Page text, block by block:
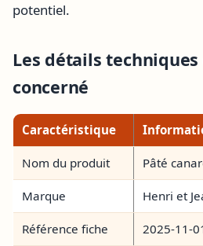
potentiel.
Les détails
concerné
Caractéristique
Nom du produit Pâté
Marque Henri et
Référence fiche 2025-11-